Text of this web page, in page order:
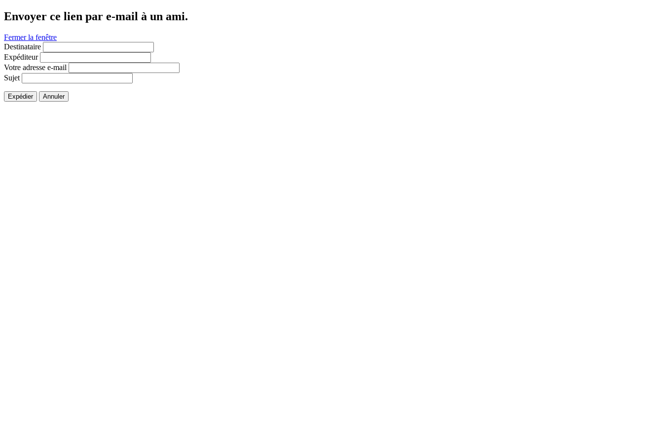
Envoyer ce lien par e-mail à un ami.
Fermer la fenêtre
Destinataire
Expéditeur
Votre adresse e-mail
Sujet
Expédier Annuler